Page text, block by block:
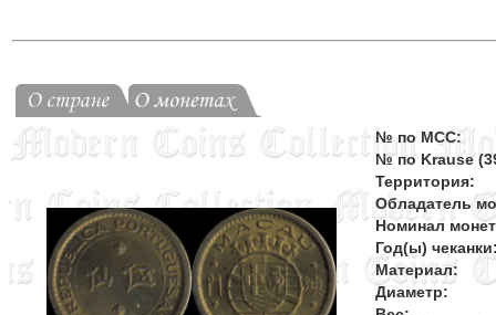
№ по MCC:
№ по Krause
Территория:
Обладатель
Номинал
Год(ы)
Материал:
Диаметр: